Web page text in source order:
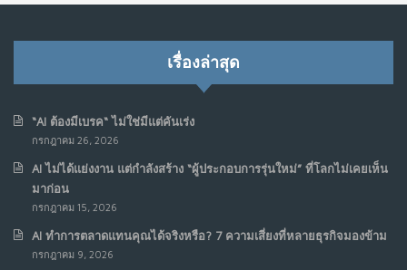
5
รัฐอาจเป็นจุดเริ่มต้นของ “ขบวนการประท้วงดิจิทัล” ครั้งใหม่
6
7
เมื่อรัฐบาลเริ่มคิดแบบแพลตฟอร์ม : AI กำลังเปลี่ยนรัฐ
ราชการไปตลอดกาล
เรื่องล่าสุด
“AI ต้องมีเบรค“ ไม่ใช่มีแต่คันเร่ง
กรกฎาคม 26, 2026
AI ไม่ได้แย่งงาน แต่กำลังสร้าง “ผู้ประกอบการรุ่นใหม่” ที่โลกไม่เคยเห็น
มาก่อน
กรกฎาคม 15, 2026
AI ทำการตลาดแทนคุณได้จริงหรือ? 7 ความเสี่ยงที่หลายธุรกิจมองข้าม
กรกฎาคม 9, 2026